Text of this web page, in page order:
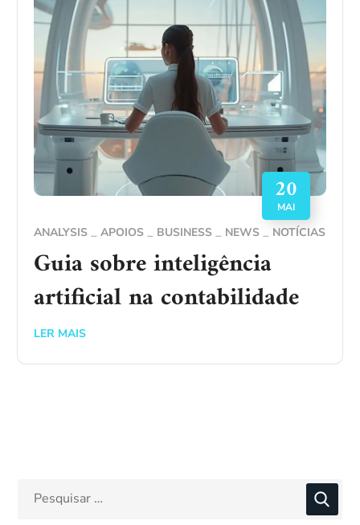
20
MAI
ANALYSIS APOIOS BUSINESS NEWS NOTÍCIAS
Guia sobre inteligência
artificial na contabilidade
LER MAIS